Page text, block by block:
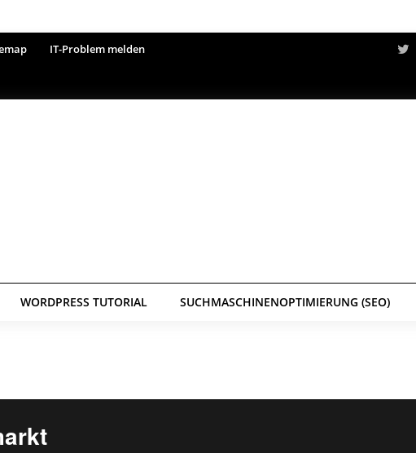
IT-Problem melden
WORDPRESS TUTORIAL SUCHMASCHINENOPTIMIERUNG (SEO)